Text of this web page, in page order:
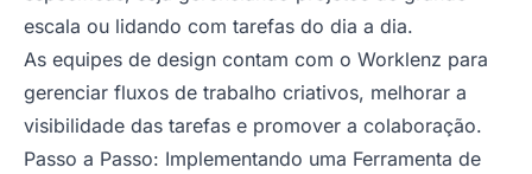
escala ou lidando com tarefas do dia a dia.
As equipes de design contam com o Worklenz para
gerenciar fluxos de trabalho criativos, melhorar a
visibilidade das tarefas e promover a colaboração.
Passo a Passo: Implementando uma Ferramenta de